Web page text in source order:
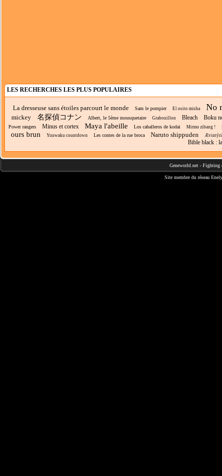
LES RECHERCHES LES PLUS POPULAIRES
La dresseuse sans étoiles parcourt le monde Sam le pompier El osito misha No
mickey 名探偵コナン Albert, le 5ème mousquetaire Grabouillon Bleach Boku
Power rangers Minus et cortex Maya l'abeille Los caballeros de kodai Mirmo zibang !
ours brun Yuuwaku countdown Les contes de la rue broca Naruto shippuden Ævintýri
Bible black :
Geneworld.net - Fighting
Site membre du réseau